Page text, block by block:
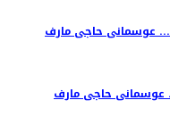
... عوسمانی حاجی مارف
عوسمانی حاجی مارف